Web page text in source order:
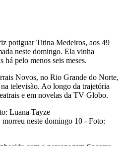
potiguar Titina Medeiros, aos 49
neste domingo. Ela vinha
há pelo menos seis meses.
Novos, no Rio Grande do Norte,
televisão. Ao longo da trajetória
e em novelas da TV Globo.
neste domingo 10 - Foto: